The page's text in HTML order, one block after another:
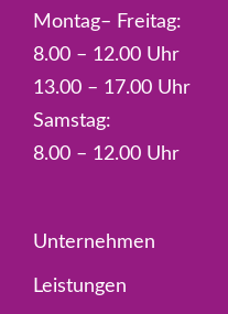
Montag– Freitag:
8.00 – 12.00 Uhr
13.00 – 17.00 Uhr
Samstag:
8.00 – 12.00 Uhr
Unternehmen
Leistungen